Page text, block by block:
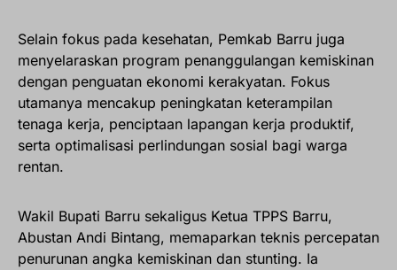
Selain fokus pada kesehatan, Pemkab Barru juga
menyelaraskan program penanggulangan kemiskinan
dengan penguatan ekonomi kerakyatan. Fokus
utamanya mencakup peningkatan keterampilan
tenaga kerja, penciptaan lapangan kerja produktif,
serta optimalisasi perlindungan sosial bagi warga
rentan.
Wakil Bupati Barru sekaligus Ketua TPPS Barru,
Abustan Andi Bintang, memaparkan teknis percepatan
penurunan angka kemiskinan dan stunting. Ia